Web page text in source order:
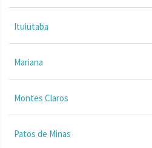
Ituiutaba
Mariana
Montes Claros
Patos de Minas